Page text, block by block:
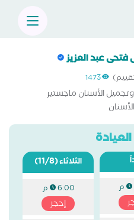
عبد العزيز
1473
الأسنان ماجستير
الثلاثاء(11/8)
6:00 م
إحجز